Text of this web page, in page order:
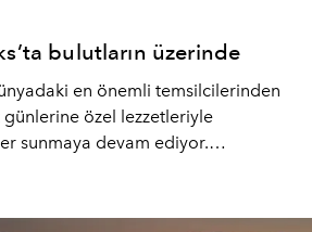
bulutların üzerinde
en önemli temsilcilerinden
günlerine özel lezzetleriyle
sunmaya devam ediyor.
Blended Beverage çeşitleri